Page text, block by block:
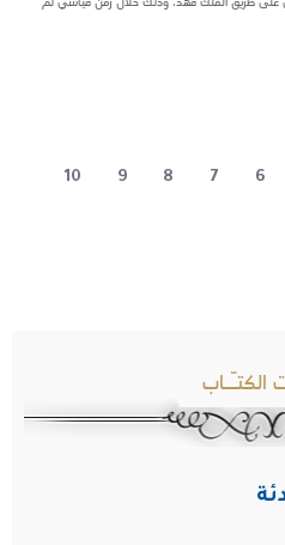
6
7
8
9
10
الكتـّـاب